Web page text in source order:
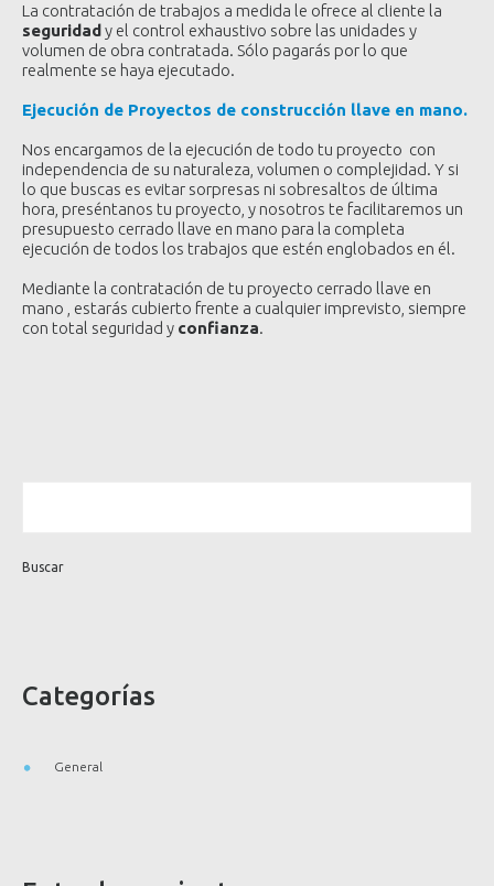
La contratación de trabajos a medida le ofrece al cliente la
seguridady el control exhaustivo sobre las unidades y
volumen de obra contratada. Sólo pagarás por lo que
realmente se haya ejecutado.
Ejecución de Proyectos de construcción llave en mano.
Nos encargamos de la ejecución de todo tu proyecto con
independencia de su naturaleza, volumen o complejidad. Y si
lo que buscas es evitar sorpresas ni sobresaltos de última
hora, preséntanos tu proyecto, y nosotros te facilitaremos un
presupuesto cerrado llave en mano para la completa
ejecución de todos los trabajos que estén englobados en él.
Mediante la contratación de tu proyecto cerrado llave en
mano , estarás cubierto frente a cualquier imprevisto, siempre
con total seguridad y confianza.
Categorías
General